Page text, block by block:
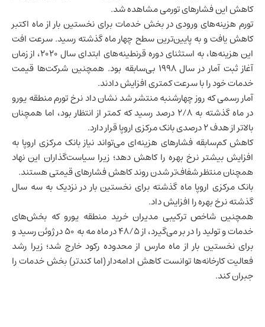
کاهش این فشارهای تورمی مشاهده شد.
تورم هزینه‌های ورودی در بخش خدمات برای نخستین بار از ماه اکتبر
کاهش یافت و به پایین‌ترین سطح چهار ماه گذشته رسید. سرعت افت
این هزینه‌ها، به استثنای دوره قرنطینه‌های ابتدای سال ۲۰۲۰، از زمان
آغاز ثبت آمار در سال ۱۹۹۸ بی‌سابقه بود. همچنین شرکت‌ها قیمت
خدمات خود را با سرعت کمتری افزایش دادند.
آمار رسمی که روز چهارشنبه منتشر شد نشان داد نرخ تورم منطقه یورو
در ماه گذشته به ۲/۸ درصد رسید که کمتر از انتظار بود، اما همچنان
بالاتر از هدف ۲ درصدی بانک مرکزی اروپا قرار دارد.
کاهش کم‌سابقه فشارهای هزینه‌ای می‌تواند نیاز بانک مرکزی اروپا به
افزایش بیشتر نرخ بهره را کاهش دهد؛ زیرا سیاست‌گذاران این نهاد
همچنان منتظر شفاف‌تر شدن روند کاهش فشارهای قیمتی هستند.
بانک مرکزی اروپا ماه گذشته برای نخستین بار در نزدیک به سه سال
گذشته نرخ بهره را افزایش داد.
همچنین شاخص ترکیبی مدیران خرید منطقه یورو که بخش‌های
خدمات و تولید را در بر می‌گیرد، از ۴۸/۵ در ماه مه به ۵۰ در ژوئن رسید و
برای نخستین بار از ماه مارس از محدوده رکود خارج شد؛ زیرا رشد
فعالیت کارخانه‌ها توانست کاهش ادامه‌دار (اما کندتر) بخش خدمات را
جبران کند.